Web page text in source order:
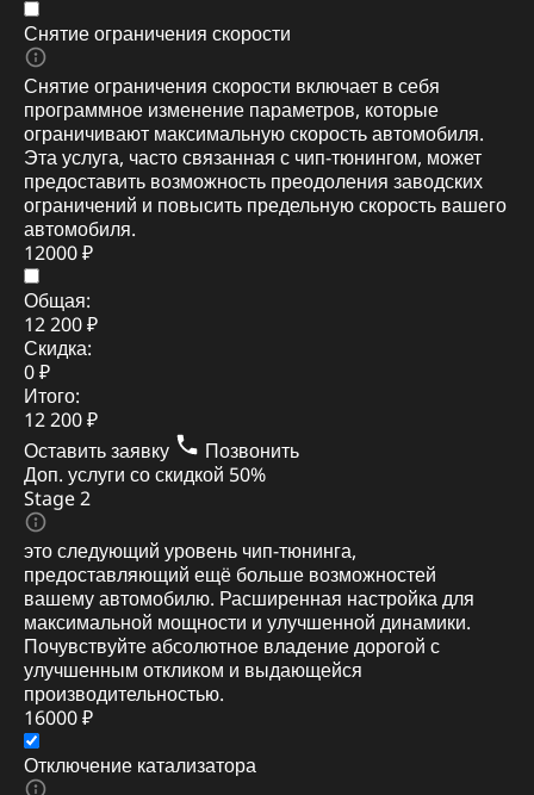
Снятие ограничения скорости
Снятие ограничения скорости включает в себя
программное изменение параметров, которые
ограничивают максимальную скорость автомобиля.
Эта услуга, часто связанная с чип-тюнингом, может
предоставить возможность преодоления заводских
ограничений и повысить предельную скорость вашего
автомобиля.
12000 ₽
Общая:
12 200 ₽
Скидка:
0 ₽
Итого:
12 200 ₽
Оставить заявку
Позвонить
Доп. услуги со скидкой 50%
Stage 2
это следующий уровень чип-тюнинга,
предоставляющий ещё больше возможностей
вашему автомобилю. Расширенная настройка для
максимальной мощности и улучшенной динамики.
Почувствуйте абсолютное владение дорогой с
улучшенным откликом и выдающейся
производительностью.
16000 ₽
Отключение катализатора